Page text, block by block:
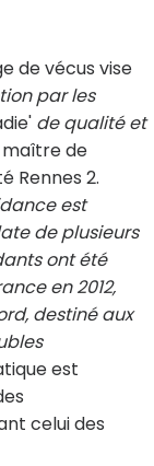
de vécus vise
par les
de qualité et
maître de
Rennes 2.
est
de plusieurs
ont été
en 2012,
destiné aux
est
celui des